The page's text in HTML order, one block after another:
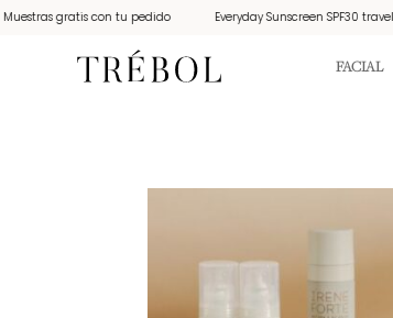
gratis con tu pedido Everyday Sunscreen SPF30 travel
FACIAL